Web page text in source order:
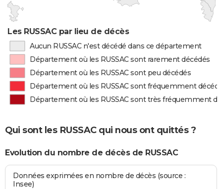
Les RUSSAC par lieu de décès
Aucun RUSSAC n'est décédé dans ce département
Département où les RUSSAC sont rarement décédés
Département où les RUSSAC sont peu décédés
Département où les RUSSAC sont fréquemment
Département où les RUSSAC sont très fréquemment
Qui sont les RUSSAC qui nous ont quittés ?
Evolution du nombre de décès de RUSSAC
Données exprimées en nombre de décès (source :
Insee)